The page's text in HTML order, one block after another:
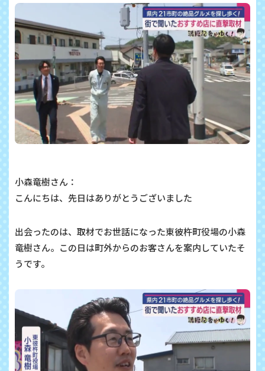
小森竜樹さん：
こんにちは、先日はありがとうございました
出会ったのは、取材でお世話になった東彼杵町役場の小森
竜樹さん。この日は町外からのお客さんを案内していたそ
うです。